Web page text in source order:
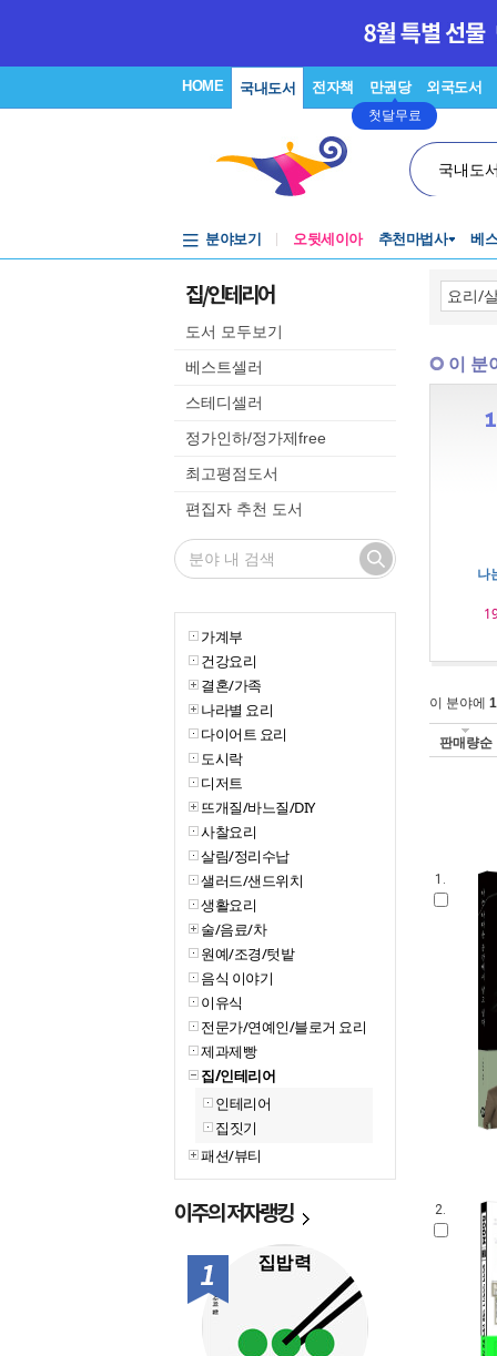
HOME 국내도서 전자책 만권당
첫달무료
외국도서
국내도
분야보기 오뒷세이아 추천마법사 베
집/인테리어
도서 모두보기
베스트셀러
스테디셀러
정가인하/정가제free
최고평점도서
편집자 추천 도서
가계부
건강요리
결혼/가족
나라별 요리
다이어트 요리
도시락
디저트
뜨개질/바느질/DIY
사찰요리
살림/정리수납
샐러드/샌드위치
생활요리
술/음료/차
원예/조경/텃밭
음식 이야기
이유식
전문가/연예인/블로거 요리
제과제빵
집/인테리어
인테리어
집짓기
패션/뷰티
이주의저자랭킹
1위
이 분
나
이 분야에
판매량순
1.
2.